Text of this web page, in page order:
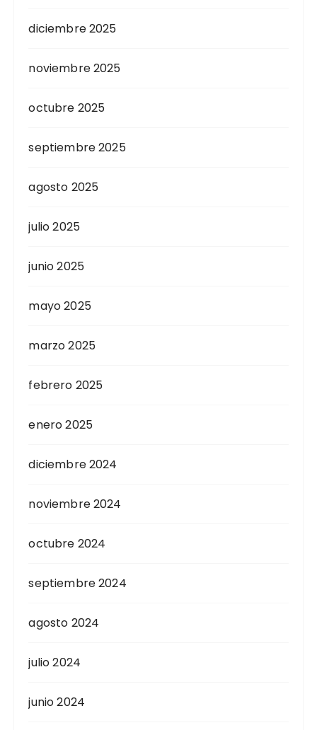
diciembre 2025
noviembre 2025
octubre 2025
septiembre 2025
agosto 2025
julio 2025
junio 2025
mayo 2025
marzo 2025
febrero 2025
enero 2025
diciembre 2024
noviembre 2024
octubre 2024
septiembre 2024
agosto 2024
julio 2024
junio 2024